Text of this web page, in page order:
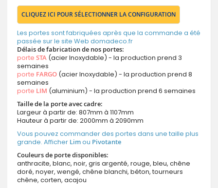
CLIQUEZ ICI POUR SÉLECTIONNER LA CONFIGURATION
Les portes sont fabriquées après que la commande a été
passée sur le site Web domadeco.fr
Délais de fabrication de nos portes:
porte STA (acier Inoxydable) - la production prend 3
semaines
porte FARGO (acier Inoxydable) - la production prend 8
semaines
porte LIM (aluminium) - la production prend 6 semaines
Taille de la porte avec cadre:
Largeur à partir de: 807mm à 1107mm
Hauteur à partir de: 2000mm à 2090mm
Vous pouvez commander des portes dans une taille plus
grande. Afficher Limou Pivotante
Couleurs de porte disponibles:
anthracite, blanc, noir, gris argenté, rouge, bleu, chêne
doré, noyer, wengé, chêne blanchi, béton, tourneurs
chêne, corten, acajou